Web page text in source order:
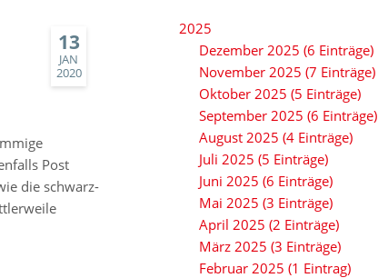
13
JAN
2020
Post
die schwarz-
2025
Dezember 2025 (6 Einträge)
November 2025 (7 Einträge)
Oktober 2025 (5 Einträge)
September 2025 (6 Einträge)
August 2025 (4 Einträge)
Juli 2025 (5 Einträge)
Juni 2025 (6 Einträge)
Mai 2025 (3 Einträge)
April 2025 (2 Einträge)
März 2025 (3 Einträge)
Februar 2025 (1 Eintrag)